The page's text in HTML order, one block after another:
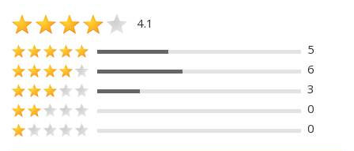
4.1
5
6
3
0
0